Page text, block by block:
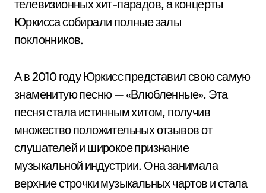
телевизионных хит-парадов, а концерты
Юркисса собирали полные залы
поклонников.
А в 2010 году Юркисс представил свою самую
знаменитую песню — «Влюбленные». Эта
песня стала истинным хитом, получив
множество положительных отзывов от
слушателей и широкое признание
музыкальной индустрии. Она занимала
верхние строчки музыкальных чартов и стала